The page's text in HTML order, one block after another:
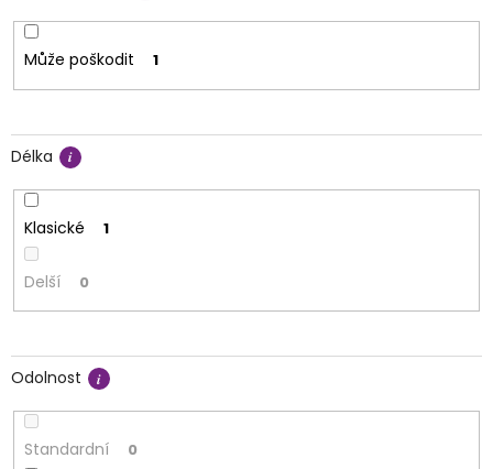
Může poškodit 1
Délka
Klasické 1
Delší 0
Odolnost
Standardní 0